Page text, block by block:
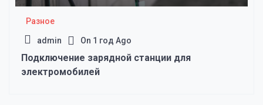
Разное
admin On 1 год Ago
Подключение зарядной станции для
электромобилей